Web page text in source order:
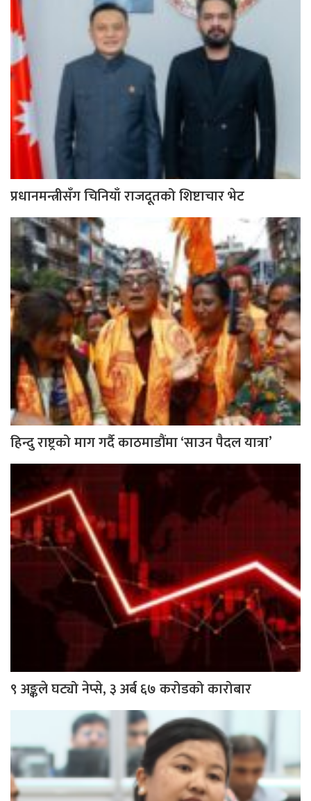
प्रधानमन्त्रीसँग चिनियाँ राजदूतको शिष्टाचार भेट
हिन्दु राष्ट्रको माग गर्दै काठमाडौंमा ‘साउन पैदल यात्रा’
९ अङ्कले घट्यो नेप्से, ३ अर्ब ६७ करोडको कारोबार